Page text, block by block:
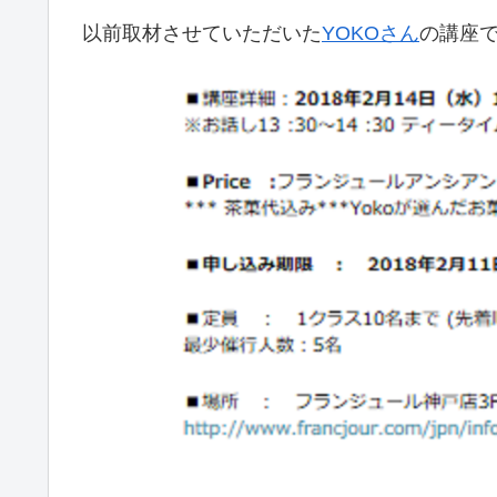
以前取材させていただいたYOKOさんの講座